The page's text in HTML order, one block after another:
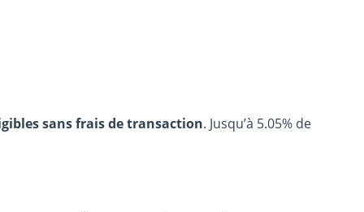
sans frais de transaction. Jusqu’à 5.05% de